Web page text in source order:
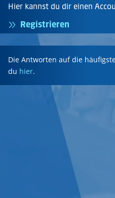
Hier kannst du dir einen
Registrieren
Die Antworten auf die
du hier.